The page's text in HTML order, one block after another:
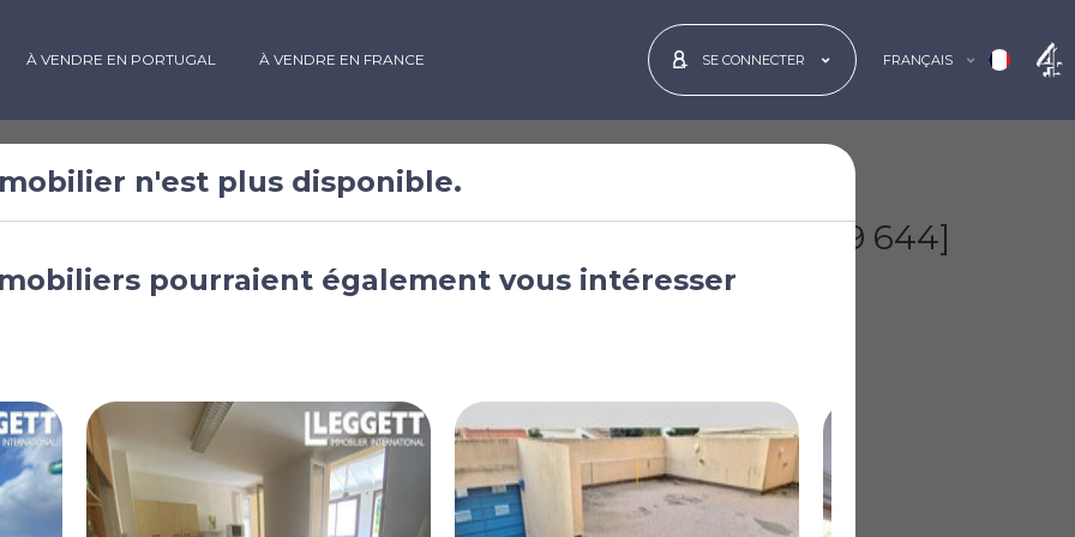
À VENDRE EN PORTUGAL À VENDRE EN FRANCE SE CONNECTER FRANÇAIS
vendre à
Roussillon,
[£69 644]
n'est plus disponible.
pourraient également vous intéresser